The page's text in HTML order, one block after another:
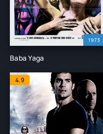
1973
Baba Yaga
4.9